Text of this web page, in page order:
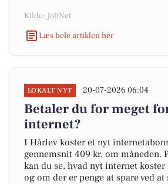
Kilde: JobNet
Læs hele artiklen her
LOKALT NYT 20-07-2026 06:04
Betaler du for meget
internet?
I Hårlev koster et nyt
gennemsnit 409 kr. om måneden.
kan du se, hvad nyt internet
og om der er penge at spare ved at